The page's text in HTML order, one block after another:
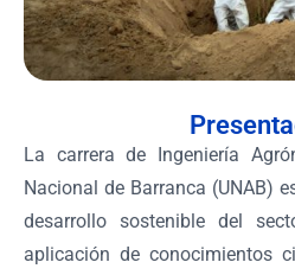
La carrera de Ingeniería
Nacional de Barranca (UNAB)
desarrollo sostenible del
aplicación de conocimientos